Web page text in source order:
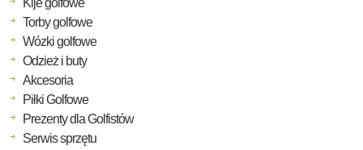
Kije golfowe
Torby golfowe
Wózki golfowe
Odzież i buty
Akcesoria
Piłki Golfowe
Prezenty dla Golfistów
Serwis sprzętu